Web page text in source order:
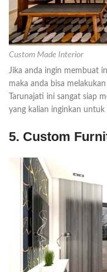
Custom Made Interior
Jika anda ingin membuat
maka anda bisa
Tarunajati ini sangat siap
yang kalian inginkan
5. Custom